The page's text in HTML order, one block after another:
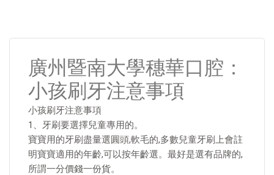
廣州暨南大學穗華口腔：
小孩刷牙注意事項
小孩刷牙注意事項
1、牙刷要選擇兒童專用的。
寶寶用的牙刷盡量選圓頭,軟毛的,多數兒童牙刷上會註
明寶寶適用的年齡,可以按年齡選。最好是選有品牌的,
所謂一分價錢一份貨。